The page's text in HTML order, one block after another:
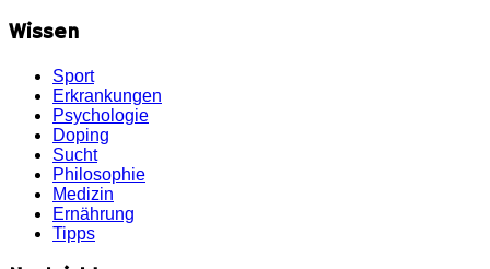
Wissen
Sport
Erkrankungen
Psychologie
Doping
Sucht
Philosophie
Medizin
Ernährung
Tipps